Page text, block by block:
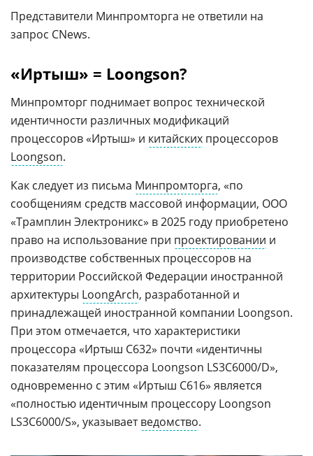
Представители Минпромторга не ответили на
запрос CNews.
«Иртыш» = Loongson?
Минпромторг поднимает вопрос технической
идентичности различных модификаций
процессоров «Иртыш» и китайских процессоров
Loongson.
Как следует из письма Минпромторга, «по
сообщениям средств массовой информации, ООО
«Трамплин Электроникс» в 2025 году приобретено
право на использование при проектировании и
производстве собственных процессоров на
территории Российской Федерации иностранной
архитектуры LoongArch, разработанной и
принадлежащей иностранной компании Loongson.
При этом отмечается, что характеристики
процессора «Иртыш C632» почти «идентичны
показателям процессора Loongson LS3C6000/D»,
одновременно с этим «Иртыш C616» является
«полностью идентичным процессору Loongson
LS3C6000/S», указываетведомство.